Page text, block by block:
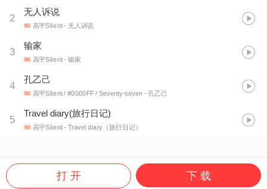
2
无人诉说
高宇Slient- 无人诉说
3
输家
高宇Slient- 输家
4
孔乙己
高宇Slient / #0000FF / Seventy-seven - 孔乙己
5
Travel diary(旅行日记)
高宇Slient- Travel diary（旅行日记）
打 开 下 载